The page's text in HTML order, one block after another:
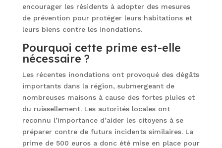
encourager les résidents à adopter des mesures
de prévention pour protéger leurs habitations et
leurs biens contre les inondations.
Pourquoi cette prime est-elle
nécessaire ?
Les récentes inondations ont provoqué des dégâts
importants dans la région, submergeant de
nombreuses maisons à cause des fortes pluies et
du ruissellement. Les autorités locales ont
reconnu l’importance d’aider les citoyens à se
préparer contre de futurs incidents similaires. La
prime de 500 euros a donc été mise en place pour